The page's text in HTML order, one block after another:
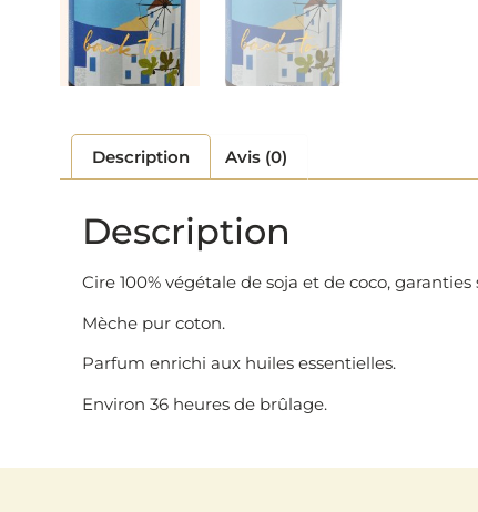
Description Avis (0)
Description
Cire 100% végétale de soja et de coco,
Mèche pur coton.
Parfum enrichi aux huiles essentielles.
Environ 36 heures de brûlage.